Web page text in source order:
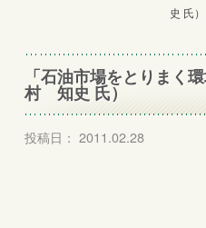
史 氏）
「石油市場をとりまく
村 知史 氏）
投稿日： 2011.02.28